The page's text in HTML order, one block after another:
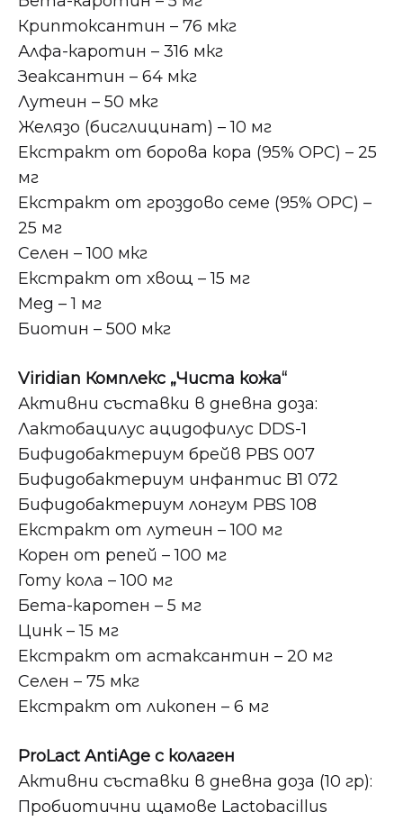
Криптоксантин – 76 мкг
Алфа-каротин – 316 мкг
Зеаксантин – 64 мкг
Лутеин – 50 мкг
Желязо (бисглицинат) – 10 мг
Екстракт от борова кора (95% ОРС) – 25
мг
Екстракт от гроздово семе (95% ОРС) –
25 мг
Селен – 100 мкг
Екстракт от хвощ – 15 мг
Мед – 1 мг
Биотин – 500 мкг
Viridian Комплекс „Чиста кожа“
Активни съставки в дневна доза:
Лактобацилус ацидофилус DDS-1
Бифидобактериум брейв PBS 007
Бифидобактериум инфантис B1 072
Бифидобактериум лонгум PBS 108
Екстракт от лутеин – 100 мг
Корен от репей – 100 мг
Готу кола – 100 мг
Бета-каротен – 5 мг
Цинк – 15 мг
Екстракт от астаксантин – 20 мг
Селен – 75 мкг
Екстракт от ликопен – 6 мг
ProLact AntiAge с колаген
Активни съставки в дневна доза (10 гр):
Пробиотични щамове Lactobacillus